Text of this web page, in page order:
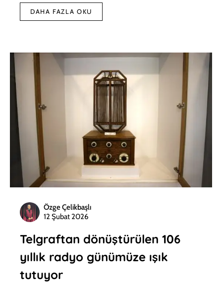
DAHA FAZLA OKU
Özge Çelikbaşlı
12 Şubat 2026
Telgraftan dönüştürülen 106
yıllık radyo günümüze ışık
tutuyor